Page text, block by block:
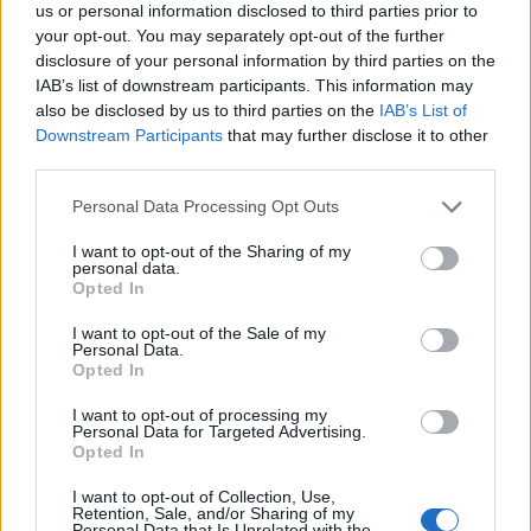
us or personal information disclosed to third parties prior to
your opt-out. You may separately opt-out of the further
disclosure of your personal information by third parties on the
IAB’s list of downstream participants. This information may
also be disclosed by us to third parties on the IAB’s List of
Downstream Participants that may further disclose it to other
Personal Data Processing Opt Outs
I want to opt-out of the Sharing of my
personal data.
Opted In
I want to opt-out of the Sale of my
Personal Data.
Opted In
I want to opt-out of processing my
Personal Data for Targeted Advertising.
Opted In
I want to opt-out of Collection, Use,
Retention, Sale, and/or Sharing of my
08/08/2026 - 10:26
ΣΚΑΪ: Ολοκληρώθηκε η θητεία του Γρηγόρη
Δημητριάδη - Ο Γιάννης Αλαφούζος επιστρέφει στη
θέση του CEO
ΥΠΑΑΤ: Επιπλέον 12,5 εκατ. ευρώ στις Περιφέρειες
07/08/2026 - 17:02 ΟΙΚΟΝΟΜΙΑ
Deloitte Ελλάδος: Χρηματοοικονομικός σύμβουλος
της ΔΕΗ για την είσοδο στην πολωνική αγορά
ενέργειας
07/08/2026 - 16:38
Στρατηγική επένδυση του EFA GROUP στη Fractal
για την ανάπτυξη προηγμένων αμυντικών
07/08/2026 - 16:11 ΕΠΙΧΕΙΡΗΣΕΙΣ